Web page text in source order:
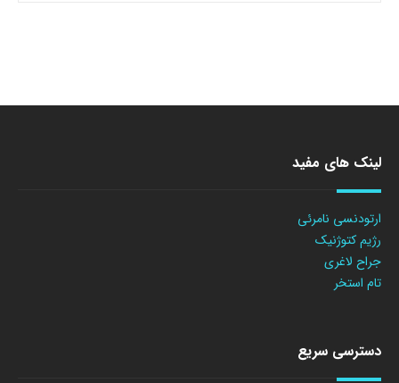
لینک های مفید
ارتودنسی نامرئی
رژیم کتوژنیک
جراح لاغری
تام استخر
دسترسی سریع